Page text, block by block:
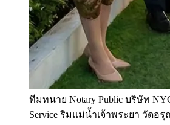
ทีมทนาย Notary Public บริษัท
Service ริมแม่น้ำเจ้าพระยา วัดอ